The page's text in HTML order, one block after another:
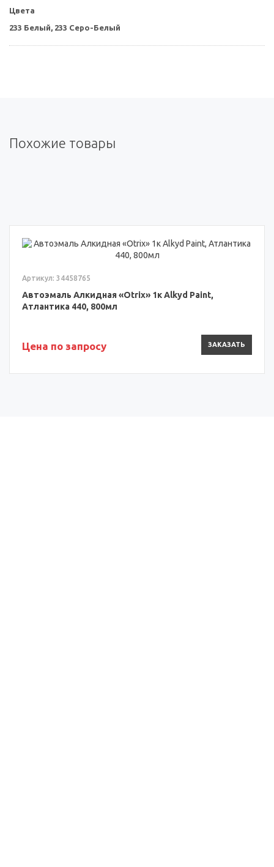
Цвета
233 Белый, 233 Серо-Белый
Похожие товары
Артикул: 34458765
Автоэмаль Алкидная «Otrix» 1к Alkyd Paint,
Атлантика 440, 800мл
Цена по запросу ЗАКАЗАТЬ